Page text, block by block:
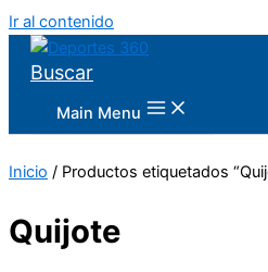
Ir al contenido
Buscar
Main Menu
Inicio / Productos etiquetados
Quijote